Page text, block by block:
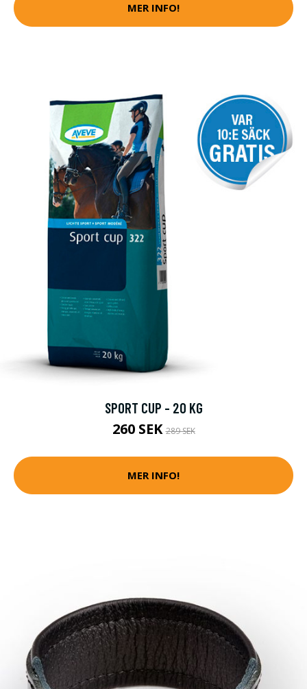
MER INFO!
SPORT CUP - 20 KG
260 SEK289 SEK
MER INFO!